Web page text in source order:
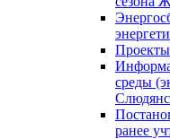
Проекты
среды
ранее